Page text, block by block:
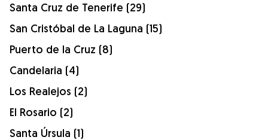
Santa Cruz de Tenerife (29)
San Cristóbal de La Laguna (15)
Puerto de la Cruz (8)
Candelaria (4)
Los Realejos (2)
El Rosario (2)
Santa Úrsula (1)